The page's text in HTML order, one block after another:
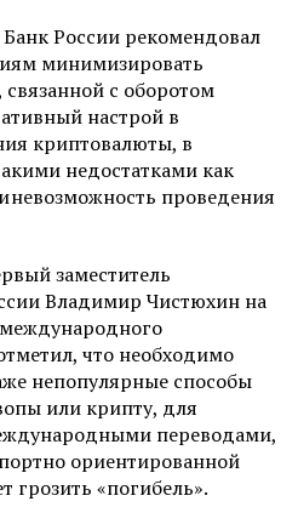
России рекомендовал
минимизировать
связанной с оборотом
настрой в
криптовалюты, в
недостатками как
невозможность проведения
заместитель
Владимир Чистюхин на
что необходимо
непопулярные способы
или крипту, для
переводами,
ориентированной
грозить «погибель».